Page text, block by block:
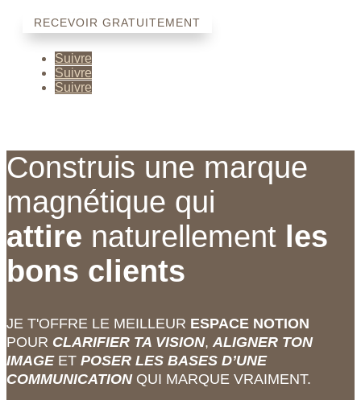
RECEVOIR GRATUITEMENT
Suivre
Suivre
Suivre
Construis une marque
magnétique qui
attire naturellement les
bons clients
JE T'OFFRE LE MEILLEUR ESPACE NOTION
POUR CLARIFIER TA VISION, ALIGNER TON
IMAGEET POSER LES BASES D’UNE
COMMUNICATIONQUI MARQUE VRAIMENT.